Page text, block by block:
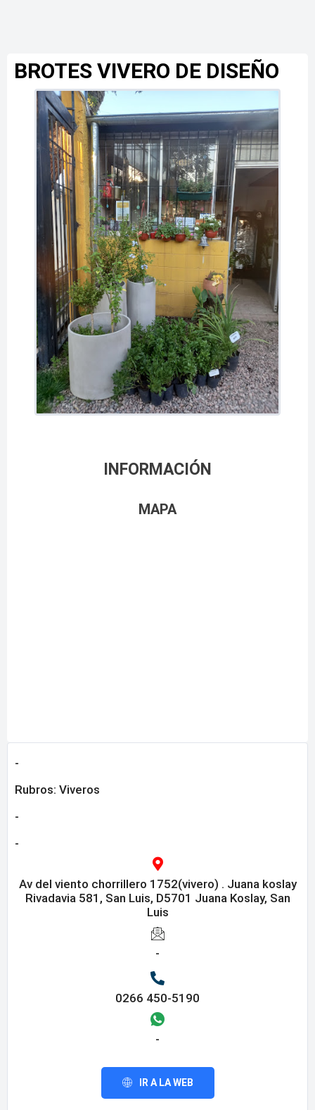
BROTES VIVERO DE DISEÑO
INFORMACIÓN
MAPA
-
Rubros: Viveros
-
-
Av del viento chorrillero 1752(vivero) . Juana koslay
Rivadavia 581, San Luis, D5701 Juana Koslay, San
Luis
-
0266 450-5190
-
IR A LA WEB